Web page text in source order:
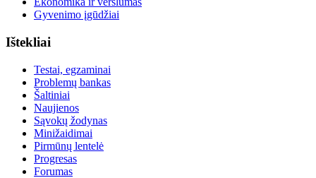
Gyvenimo įgūdžiai
Ištekliai
Testai, egzaminai
Problemų bankas
Šaltiniai
Naujienos
Sąvokų žodynas
Minižaidimai
Pirmūnų lentelė
Progresas
Forumas